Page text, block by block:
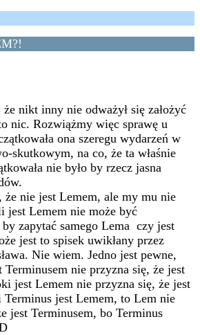
nikt inny nie odważył się założyć
nic. Rozwiążmy więc sprawę u
ona szeregu wydarzeń w
skutkowym, na co, że ta właśnie
nie było by rzecz jasna
że nie jest Lemem, ale my mu nie
jest Lemem nie może być
zapytać samego Lema czy jest
jest to spisek uwikłany przez
Nie wiem. Jedno jest pewne,
nie przyzna się, że jest
jest Lemem nie przyzna się, że jest
jest Lemem, to Lem nie
jest Terminusem, bo Terminus